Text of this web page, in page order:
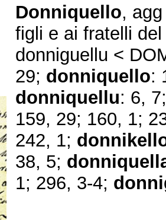
Donniquello,
figli e ai fratelli
donniguellu <
29; donniquello:
donniquellu: 6,
159, 29; 160, 1;
242, 1;
38, 5;
1; 296, 3-4;